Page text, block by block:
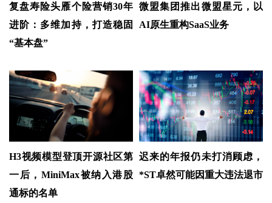
复盘寿险头雁个险营销30年
进阶：多维加持，打造稳固
“基本盘”
微盟集团推出微盟星元，以
AI原生重构SaaS业务
H3视频模型登顶开源社区第
一后，MiniMax被纳入港股
通标的名单
迟来的年报仍未打消顾虑，
*ST卓然可能因重大违法退市